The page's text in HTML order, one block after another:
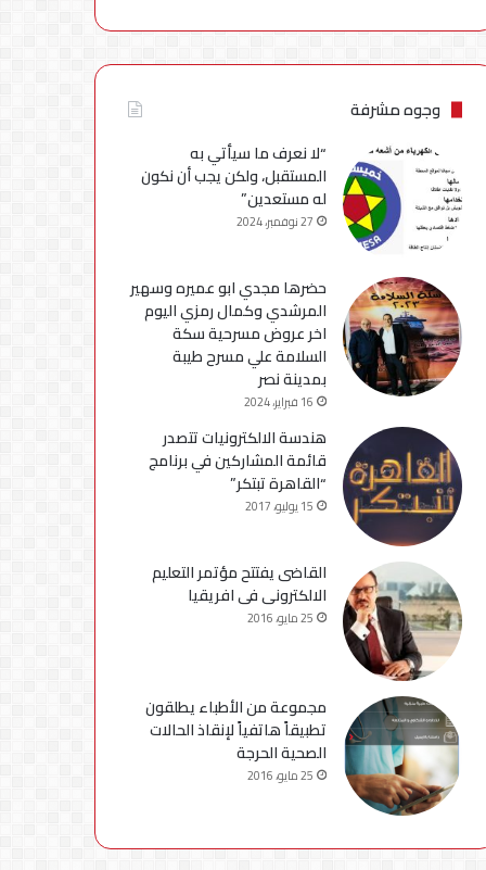
وجوه مشرفة
“لا نعرف ما سيأتي به
المستقبل، ولكن يجب أن نكون
له مستعدين”
27 نوفمبر، 2024
حضرها مجدي ابو عميره وسهير
المرشدي وكمال رمزي اليوم
اخر عروض مسرحية سكة
السلامة علي مسرح طيبة
بمدينة نصر
16 فبراير، 2024
هندسة الالكترونيات تتصدر
قائمة المشاركين في برنامج
“القاهرة تبتكر”
15 يوليو، 2017
القاضى يفتتح مؤتمر التعليم
الالكترونى فى افريقيا
25 مايو، 2016
مجموعة من الأطباء يطلقون
تطبيقاً هاتفياً لإنقاذ الحالات
الصحية الحرجة
25 مايو، 2016